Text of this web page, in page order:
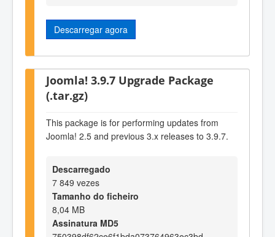
Descarregar agora
Joomla! 3.9.7 Upgrade Package
(.tar.gz)
This package is for performing updates from
Joomla! 2.5 and previous 3.x releases to 3.9.7.
Descarregado
7 849 vezes
Tamanho do ficheiro
8,04 MB
Assinatura MD5